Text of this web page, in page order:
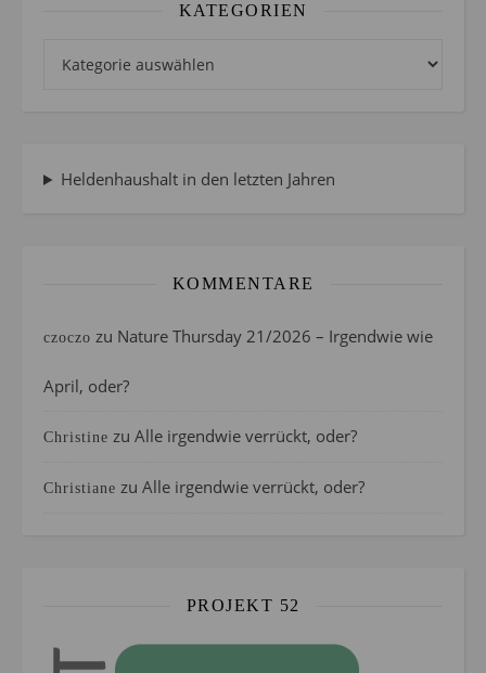
KATEGORIEN
Heldenhaushalt in den letzten Jahren
KOMMENTARE
czoczo zu Nature Thursday 21/2026 – Irgendwie wie
April, oder?
Christine zu Alle irgendwie verrückt, oder?
Christiane zu Alle irgendwie verrückt, oder?
PROJEKT 52